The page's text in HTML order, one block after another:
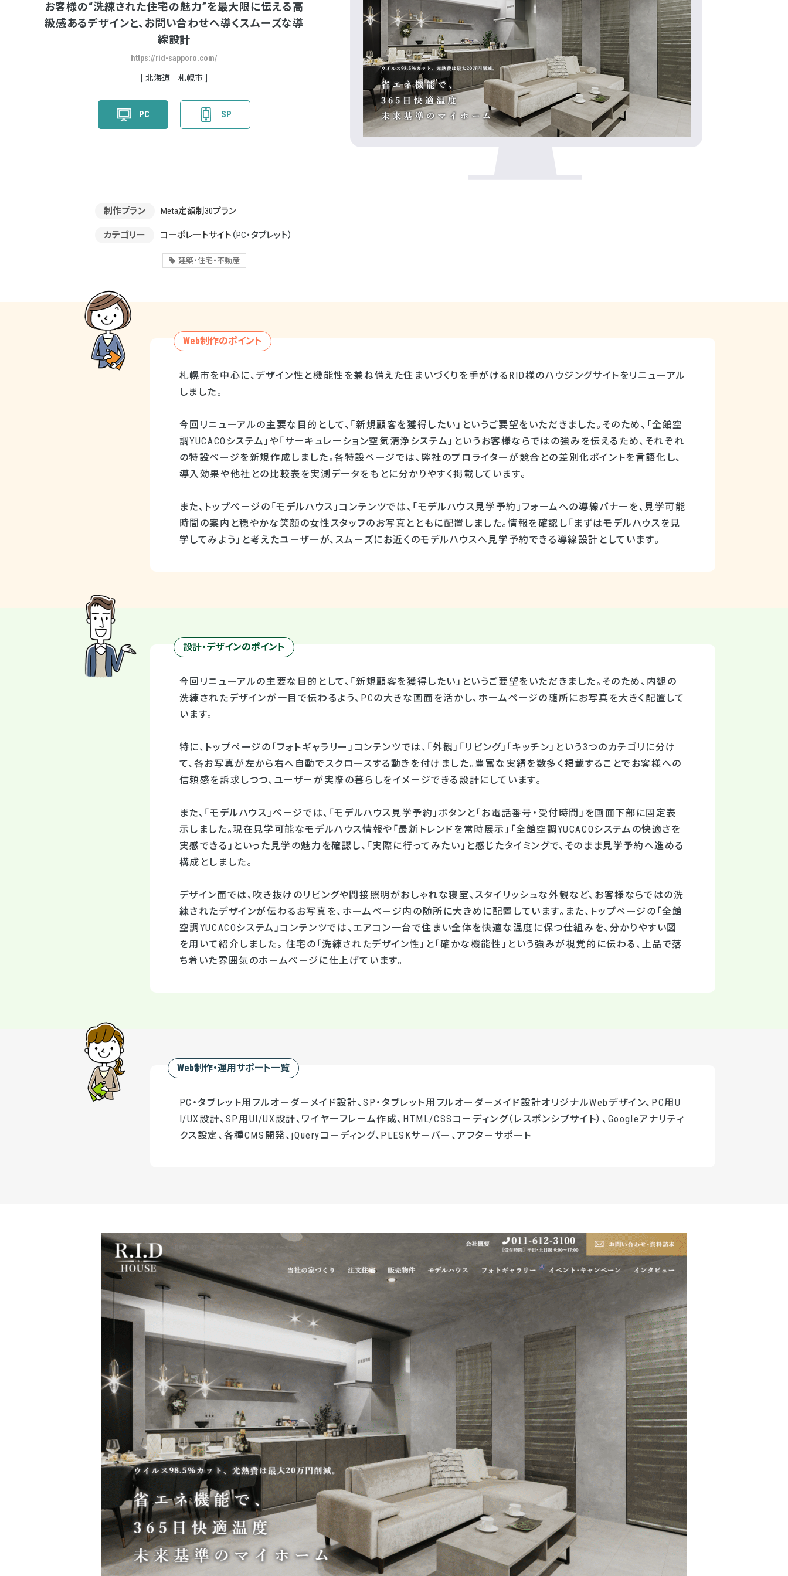
お客様の“洗練された住宅の魅力”を最大限に伝える高
級感あるデザインと、お問い合わせへ導くスムーズな導
線設計
https://rid-sapporo.com/
北海道 札幌市
PC SP
制作プラン Meta定額制30プラン
カテゴリー コーポレートサイト （PC・タブレット）
建築・住宅・不動産
Web制作のポイント
札幌市を中心に、デザイン性と機能性を兼ね備えた住まいづくりを手がけるRID様のハウジングサイトをリニューアル
しました。
今回リニューアルの主要な目的として、「新規顧客を獲得したい」というご要望をいただきました。そのため、「全館空
調YUCACOシステム」や「サーキュレーション空気清浄システム」というお客様ならではの強みを伝えるため、それぞれ
の特設ページを新規作成しました。各特設ページでは、弊社のプロライターが競合との差別化ポイントを言語化し、
導入効果や他社との比較表を実測データをもとに分かりやすく掲載しています。
また、トップページの「モデルハウス」コンテンツでは、「モデルハウス見学予約」フォームへの導線バナーを、見学可能
時間の案内と穏やかな笑顔の女性スタッフのお写真とともに配置しました。情報を確認し「まずはモデルハウスを見
学してみよう」と考えたユーザーが、スムーズにお近くのモデルハウスへ見学予約できる導線設計としています。
設計・デザインのポイント
今回リニューアルの主要な目的として、「新規顧客を獲得したい」というご要望をいただきました。そのため、内観の
洗練されたデザインが一目で伝わるよう、PCの大きな画面を活かし、ホームページの随所にお写真を大きく配置して
います。
特に、トップページの「フォトギャラリー」コンテンツでは、「外観」「リビング」「キッチン」という3つのカテゴリに分け
て、各お写真が左から右へ自動でスクロースする動きを付けました。豊富な実績を数多く掲載することでお客様への
信頼感を訴求しつつ、ユーザーが実際の暮らしをイメージできる設計にしています。
また、「モデルハウス」ページでは、「モデルハウス見学予約」ボタンと「お電話番号・受付時間」を画面下部に固定表
示しました。現在見学可能なモデルハウス情報や「最新トレンドを常時展示」「全館空調YUCACOシステムの快適さを
実感できる」といった⾒学の魅⼒を確認し、「実際に行ってみたい」と感じたタイミングで、そのまま見学予約へ進める
構成としました。
デザイン面では、吹き抜けのリビングや間接照明がおしゃれな寝室、スタイリッシュな外観など、お客様ならではの洗
練されたデザインが伝わるお写真を、ホームページ内の随所に大きめに配置しています。また、トップページの「全館
空調YUCACOシステム」コンテンツでは、エアコン一台で住まい全体を快適な温度に保つ仕組みを、分かりやすい図
を用いて紹介しました。 住宅の「洗練されたデザイン性」と「確かな機能性」という強みが視覚的に伝わる、上品で落
ち着いた雰囲気のホームページに仕上げています。
Web制作・運用サポート一覧
PC・タブレット用フルオーダーメイド設計、SP・タブレット用フルオーダーメイド設計オリジナルWebデザイン、PC用U
I/UX設計、SP用UI/UX設計、ワイヤーフレーム作成、HTML/CSSコーディング（レスポンシブサイト）、Googleアナリティ
クス設定、各種CMS開発、jQueryコーディング、PLESKサーバー、アフターサポート